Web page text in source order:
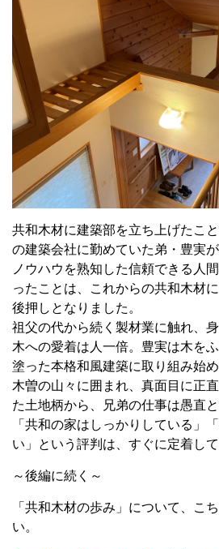
共和木材に建築部を立ち上げたこ
の建築会社に勤めていた弟・豊実
ノウハウを熟知した信頼できる人
ったことは、これからの共和木材
後押しとなりました。
祖父の代から続く製材業に触れ、
木への愛着は人一倍。豊実は木を
塗った本格和風建築に取り組み始め
木曽の山々に囲まれ、真面目に正
た土地柄から、兄弟の仕事は愚直
「共和の家はしっかりしている」
い」という評判は、すぐに定着して
～後編に続く～
「共和木材の歩み」について、 こ
い。